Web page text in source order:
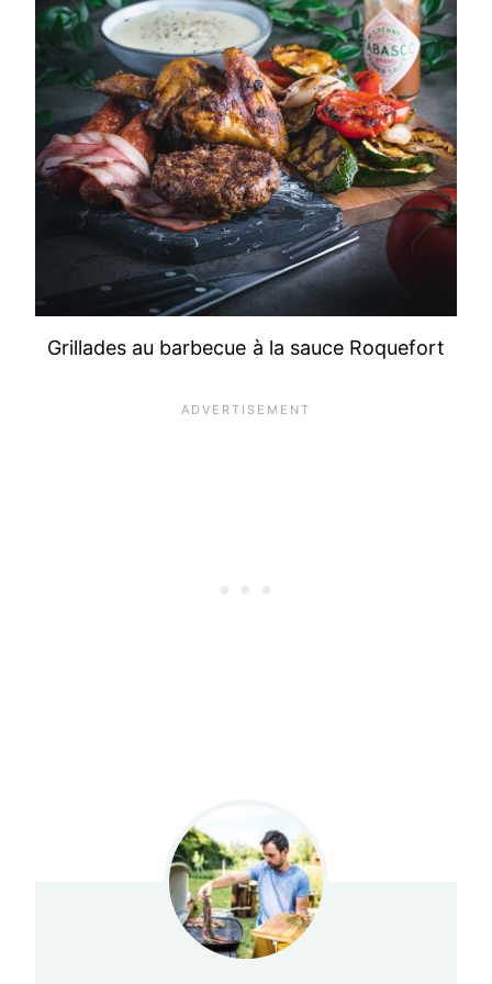
Grillades au barbecue à la sauce Roquefort